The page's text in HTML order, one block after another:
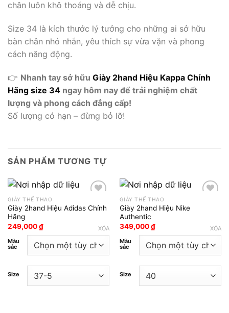
chân luôn khô thoáng và dễ chịu.
Size 34 là kích thước lý tưởng cho những ai sở hữu
bàn chân nhỏ nhắn, yêu thích sự vừa vặn và phong
cách năng động.
👉 Nhanh tay sở hữu Giày 2hand Hiệu Kappa Chính
Hãng size 34 ngay hôm nay để trải nghiệm chất
lượng và phong cách đẳng cấp!
Số lượng có hạn – đừng bỏ lỡ!
SẢN PHẨM TƯƠNG TỰ
GIÀY THỂ THAO
Giày 2hand Hiệu Adidas Chính
Hãng
249,000₫
Màu
sắc
Size
XÓA
GIÀY THỂ THAO
Giày 2hand Hiệu Nike
Authentic
349,000₫
Màu
sắc
Size
XÓA